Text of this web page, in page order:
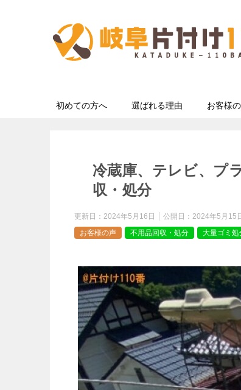
初めての方へ 選ばれる理由 お客様
冷蔵庫、テレビ、プ
収・処分
更新日： 2024年5月16日 公開日： 2024年5月15
お客様の声
不用品回収・処分 大量ゴミ処